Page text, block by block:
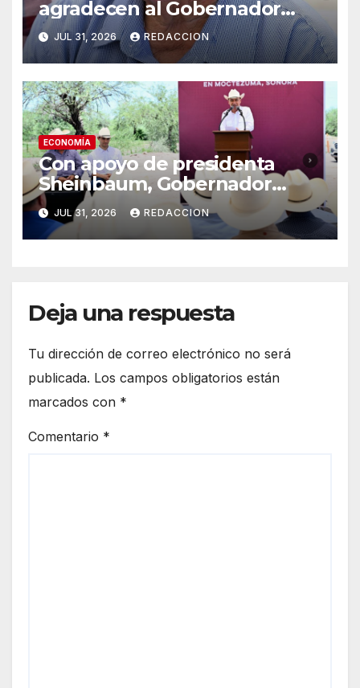
agradecen al Gobernador
Durazo por impulsar Subasta
Ganadera de Moctezuma
JUL 31, 2026 REDACCION
ECONOMÍA
Con apoyo de presidenta
Sheinbaum, Gobernador
Durazo inicia construcción de
Subasta ganadera de la sierra
en Moctezuma
JUL 31, 2026 REDACCION
Deja una respuesta
Tu dirección de correo electrónico no será
publicada. Los campos obligatorios están
marcados con *
Comentario *